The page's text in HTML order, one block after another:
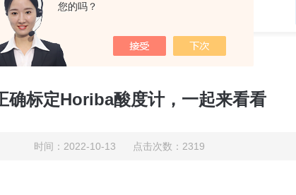
您的吗？
实验仪器，摇床、磁力搅拌器，电子天平
确标定Horiba酸度计，一起来看看
时间：2022-10-13 点击次数：2319